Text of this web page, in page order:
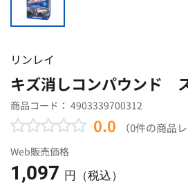
リンレイ
キズ消しコンパウンド
商品コード： 4903339700312
0.0 （0件の商品
Web販売価格
1,097 円（税込）